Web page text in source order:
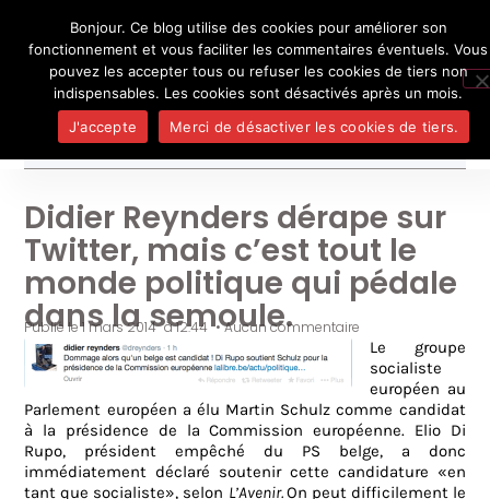
UN BLOG DESEL
Je pense, donc je ne suis personne
Médias
Didier Reynders dérape sur
Twitter, mais c’est tout le
monde politique qui pédale
dans la semoule.
Publié le1 mars 2014 à12:44 •Aucun commentaire
Le groupe
socialiste
européen au
Parlement européen a élu Martin Schulz comme candidat
à la présidence de la Commission européenne. Elio Di
Rupo, président empêché du PS belge, a donc
immédiatement déclaré soutenir cette candidature «en
tant que socialiste», selon L’Avenir.On peut difficilement le
Bonjour. Ce blog utilise des cookies pour améliorer son
fonctionnement et vous faciliter les commentaires éventuels. Vous
pouvez les accepter tous ou refuser les cookies de tiers non
indispensables. Les cookies sont désactivés après un mois.
J'accepte
Merci de désactiver les cookies de tiers.